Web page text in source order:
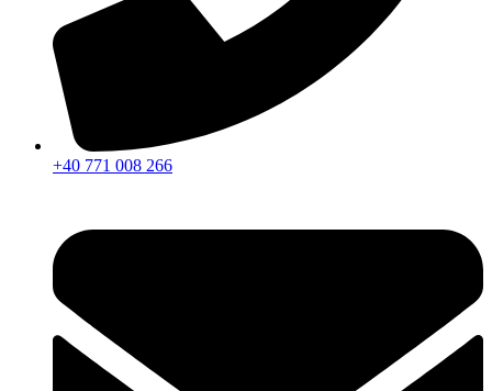
+40 771 008 266